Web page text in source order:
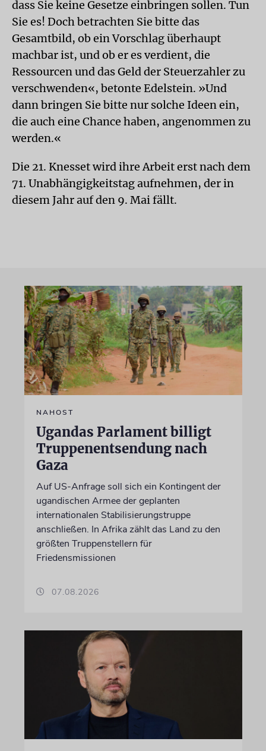
dass Sie keine Gesetze einbringen sollen. Tun
Sie es! Doch betrachten Sie bitte das
Gesamtbild, ob ein Vorschlag überhaupt
machbar ist, und ob er es verdient, die
Ressourcen und das Geld der Steuerzahler zu
verschwenden«, betonte Edelstein. »Und
dann bringen Sie bitte nur solche Ideen ein,
die auch eine Chance haben, angenommen zu
werden.«
Die 21. Knesset wird ihre Arbeit erst nach dem
71. Unabhängigkeitstag aufnehmen, der in
diesem Jahr auf den 9. Mai fällt.
NAHOST
Ugandas Parlament billigt
Truppenentsendung nach
Gaza
Auf US-Anfrage soll sich ein Kontingent der
ugandischen Armee der geplanten
internationalen Stabilisierungstruppe
anschließen. In Afrika zählt das Land zu den
größten Truppenstellern für
Friedensmissionen
07.08.2026